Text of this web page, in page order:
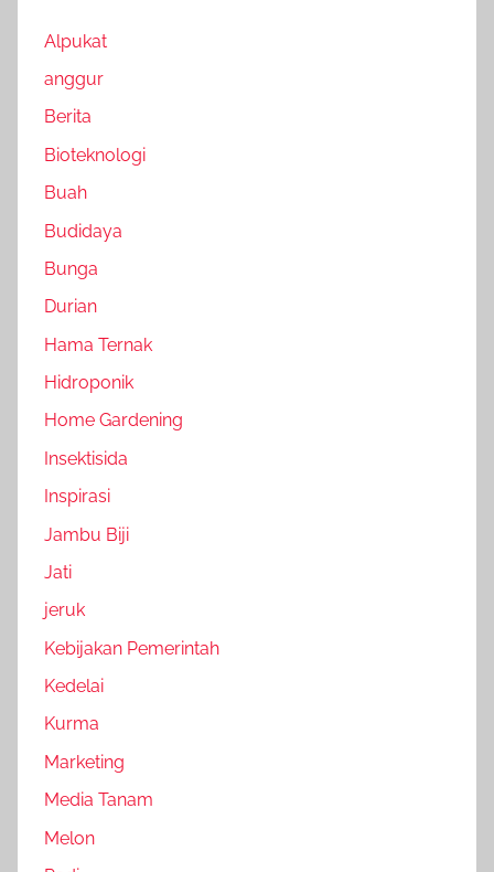
Alpukat
anggur
Berita
Bioteknologi
Buah
Budidaya
Bunga
Durian
Hama Ternak
Hidroponik
Home Gardening
Insektisida
Inspirasi
Jambu Biji
Jati
jeruk
Kebijakan Pemerintah
Kedelai
Kurma
Marketing
Media Tanam
Melon